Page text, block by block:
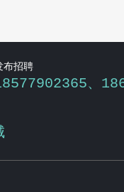
布招聘
、